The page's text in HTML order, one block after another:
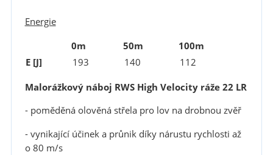
Energie
0m
50m
100m
E [J]
193 140
112
Malorážkový náboj RWS High Velocity ráže 22 LR
- poměděná olověná střela pro lov na drobnou zvěř
- vynikající účinek a průnik díky nárustu rychlosti až
o 80 m/s